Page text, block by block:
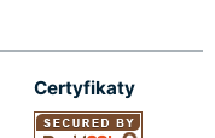
Certyfikaty